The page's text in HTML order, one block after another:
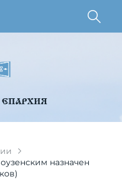
ЕПАРХИЯ
назначен